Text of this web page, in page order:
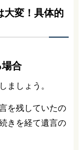
大変！具体的
場合
ましょう。
を残していたの
きを経て遺言の